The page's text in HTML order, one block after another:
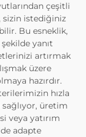
çeşitli
sizin istediğiniz
Bu esneklik,
yanıt
artırmak
üzere
hazırdır.
hızla
üretim
veya yatırım
adapte